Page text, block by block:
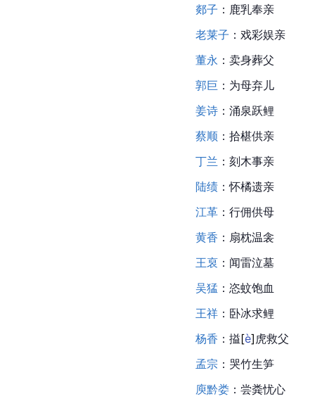
郯子 ：鹿乳奉亲
老莱子 ：戏彩娱亲
董永 ：卖身葬父
郭巨 ：为母弃儿
姜诗 ：涌泉跃鲤
蔡顺 ：拾椹供亲
丁兰 ：刻木事亲
陆绩 ：怀橘遗亲
江革 ：行佣供母
黄香 ：扇枕温衾
王裒 ：闻雷泣墓
吴猛 ：恣蚊饱血
王祥 ：卧冰求鲤
杨香 ： 搤[è] 虎救父
孟宗 ：哭竹生笋
庾黔娄 ：尝粪忧心